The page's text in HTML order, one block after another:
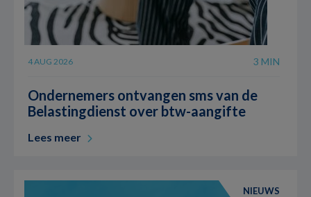
4 AUG 2026 3 MIN
Ondernemers ontvangen sms van de
Belastingdienst over btw-aangifte
Lees meer
NIEUWS